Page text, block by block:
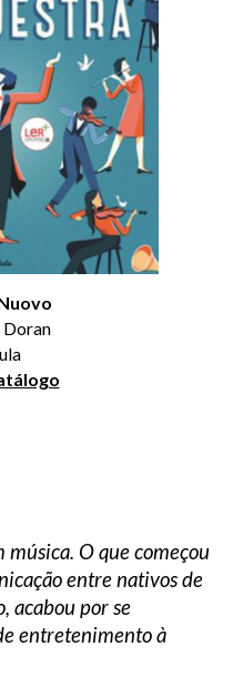
Doran
música. O que começou
entre nativos de
acabou por se
entretenimento à